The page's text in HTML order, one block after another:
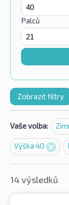
Palců
Zobrazit filtry
Vaše volba:
Výška 40
14 výsledků